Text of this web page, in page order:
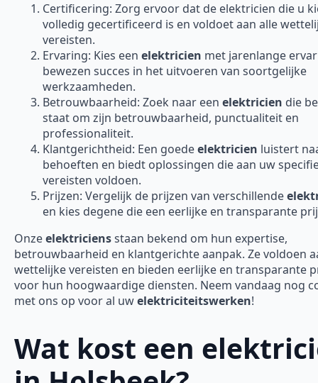
Certificering: Zorg ervoor dat de elektricien die u
volledig gecertificeerd is en voldoet aan alle
vereisten.
Ervaring: Kies een elektricien met jarenlange
bewezen succes in het uitvoeren van soortgelijke
werkzaamheden.
Betrouwbaarheid: Zoek naar een elektricien die
staat om zijn betrouwbaarheid, punctualiteit en
professionaliteit.
Klantgerichtheid: Een goedeelektricien luistert
behoeften en biedt oplossingen die aan uw
vereisten voldoen.
Prijzen: Vergelijk de prijzen van verschillende
en kies degene die een eerlijke en transparante
Onzeelektriciensstaan bekend om hun expertise,
betrouwbaarheid en klantgerichte aanpak. Ze voldoen
wettelijke vereisten en bieden eerlijke en transparante
voor hun hoogwaardige diensten. Neem vandaag nog
met ons op voor al uwelektriciteitswerken!
Wat kost een